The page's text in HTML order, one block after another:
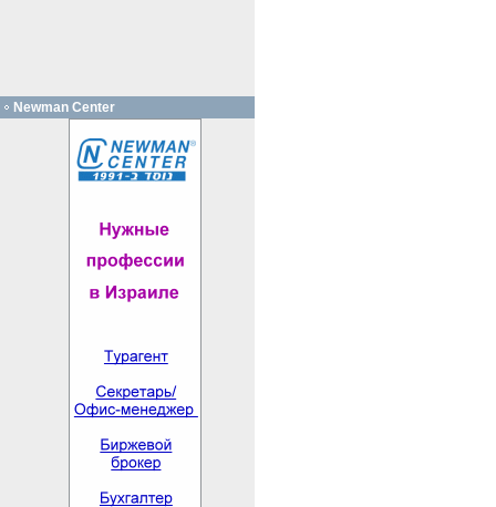
Newman Center